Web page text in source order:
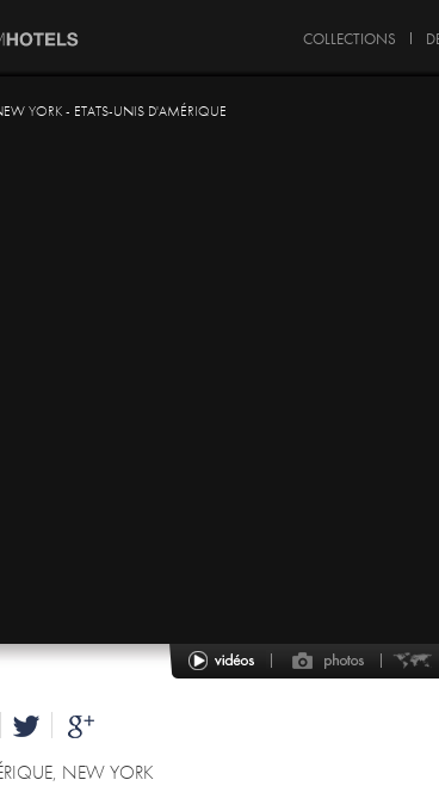
COLLECTIONS
YORK - ETATS-UNIS D'AMÉRIQUE
, NEW YORK